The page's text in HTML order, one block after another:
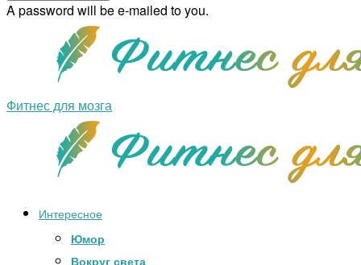
A password will be e-mailed to you.
Фитнес для мозга
Интересное
Юмор
Вокруг света